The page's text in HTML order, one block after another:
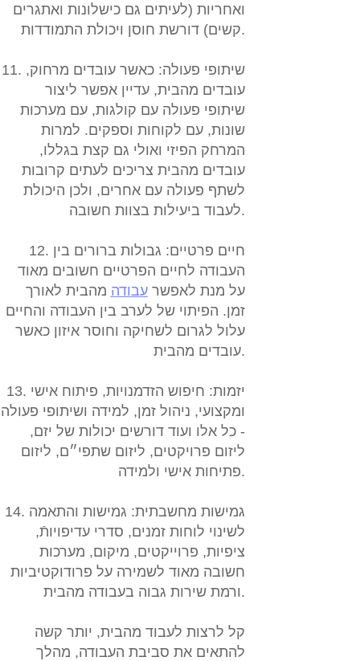
ואחריות (לעיתים גם כישלונות ואתגרים
קשים) דורשת חוסן ויכולת התמודדות.
11. שיתופי פעולה: כאשר עובדים מרחוק,
עובדים מהבית, עדיין אפשר ליצור
שיתופי פעולה עם קולגות, עם מערכות
שונות, עם לקוחות וספקים. למרות
המרחק הפיזי ואולי גם קצת בגללו,
עובדים מהבית צריכים לעתים קרובות
לשתף פעולה עם אחרים, ולכן היכולת
לעבוד ביעילות בצוות חשובה.
12. חיים פרטיים: גבולות ברורים בין
העבודה לחיים הפרטיים חשובים מאוד
על מנת לאפשרעבודה מהבית לאורך
זמן. הפיתוי של לערב בין העבודה והחיים
עלול לגרום לשחיקה וחוסר איזון כאשר
עובדים מהבית.
13. יזמות: חיפוש הזדמנויות, פיתוח אישי
ומקצועי, ניהול זמן, למידה ושיתופי פעולה
- כל אלו ועוד דורשים יכולות של יזם,
ליזום פרויקטים, ליזום שתפי״ם, ליזום
פתיחות אישי ולמידה.
14. גמישות מחשבתית: גמישות והתאמה
לשינוי לוחות זמנים, סדרי עדיפויותֿ,
ציפיות, פרוייקטים, מיקום, מערכות
חשובה מאוד לשמירה על פרודוקטיביות
ורמת שירות גבוה בעבודה מהבית.
קל לרצות לעבוד מהבית, יותר קשה
להתאים את סביבת העבודה, מהלך